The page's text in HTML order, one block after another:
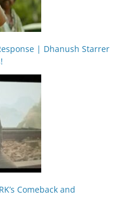
| Dhanush Starrer
Comeback and